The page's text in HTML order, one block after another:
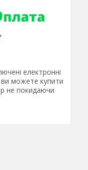
електронні
можете купити
не покидаючи